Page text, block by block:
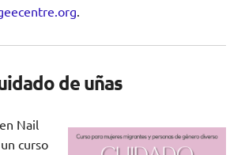
de uñas
Nail
curso